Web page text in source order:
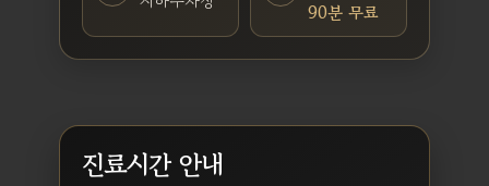
90분 무료
진료시간 안내